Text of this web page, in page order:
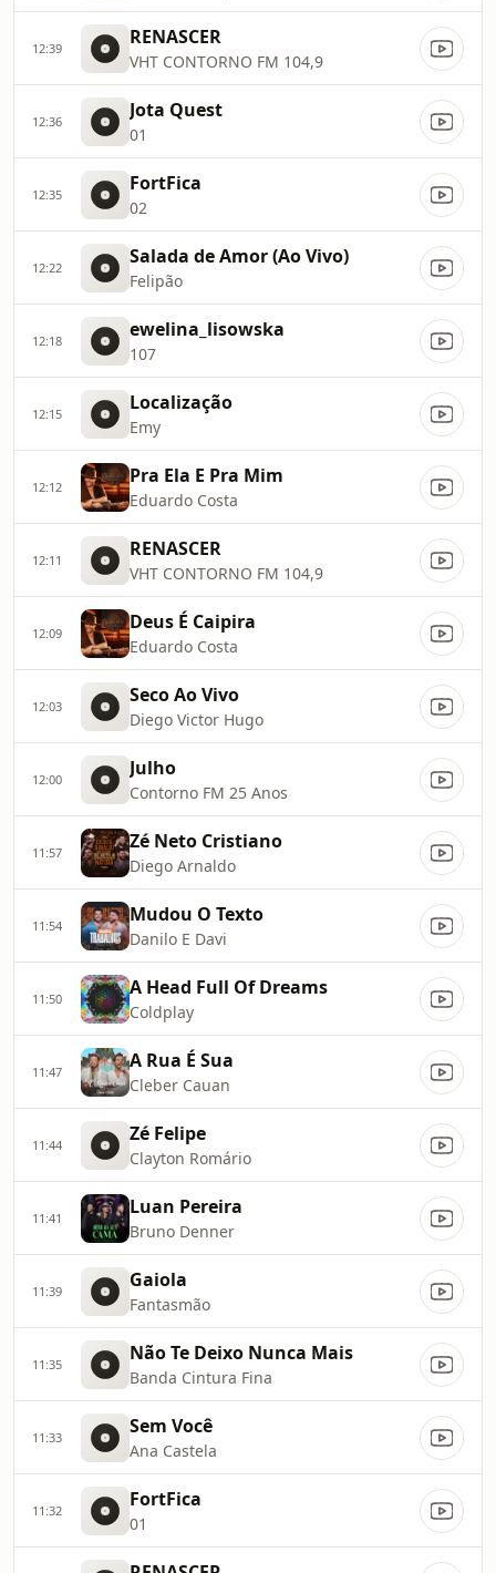
12:39 RENASCER
VHT CONTORNO FM 104,9
12:36 Jota Quest
01
12:35 FortFica
02
12:22 Salada de Amor (Ao Vivo)
Felipão
12:18 ewelina_lisowska
107
12:15 Localização
Emy
12:12 Pra Ela E Pra Mim
Eduardo Costa
12:11 RENASCER
VHT CONTORNO FM 104,9
12:09 Deus É Caipira
Eduardo Costa
12:03 Seco Ao Vivo
Diego Victor Hugo
12:00 Julho
Contorno FM 25 Anos
11:57 Zé Neto Cristiano
Diego Arnaldo
11:54 Mudou O Texto
Danilo E Davi
11:50 A Head Full Of Dreams
Coldplay
11:47 A Rua É Sua
Cleber Cauan
11:44 Zé Felipe
Clayton Romário
11:41 Luan Pereira
Bruno Denner
11:39 Gaiola
Fantasmão
11:35 Não Te Deixo Nunca Mais
Banda Cintura Fina
11:33 Sem Você
Ana Castela
11:32 FortFica
01